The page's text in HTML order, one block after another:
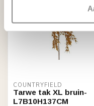
COUNTRYFIELD
Tarwe tak XL bruin-
L7B10H137CM